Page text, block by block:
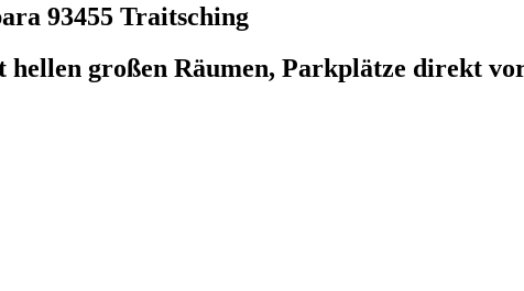
93455 Traitsching
hellen großen Räumen, Parkplätze direkt